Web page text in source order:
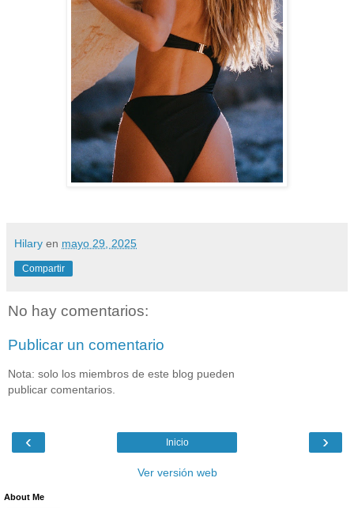
Hilary en mayo 29, 2025
Compartir
No hay comentarios:
Publicar un comentario
Nota: solo los miembros de este blog pueden
publicar comentarios.
‹ ›
Inicio
Ver versión web
About Me